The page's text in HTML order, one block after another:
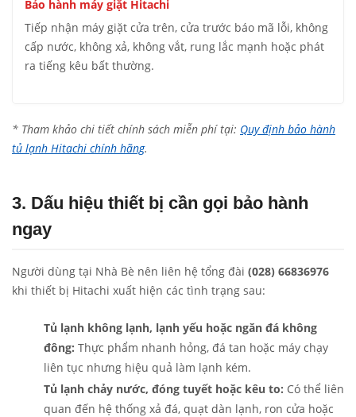
Bảo hành máy giặt Hitachi
Tiếp nhận máy giặt cửa trên, cửa trước báo mã lỗi, không
cấp nước, không xả, không vắt, rung lắc mạnh hoặc phát
ra tiếng kêu bất thường.
* Tham khảo chi tiết chính sách miễn phí tại: Quy định bảo hành
tủ lạnh Hitachi chính hãng.
3. Dấu hiệu thiết bị cần gọi bảo hành
ngay
Người dùng tại Nhà Bè nên liên hệ tổng đài (028) 66836976
khi thiết bị Hitachi xuất hiện các tình trạng sau:
Tủ lạnh không lạnh, lạnh yếu hoặc ngăn đá không
đông: Thực phẩm nhanh hỏng, đá tan hoặc máy chạy
liên tục nhưng hiệu quả làm lạnh kém.
Tủ lạnh chảy nước, đóng tuyết hoặc kêu to: Có thể liên
quan đến hệ thống xả đá, quạt dàn lạnh, ron cửa hoặc